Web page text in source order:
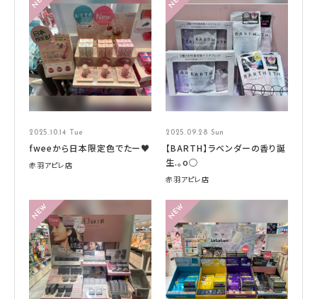
2025.10.14 Tue
fweeから日本限定色でたー♥
赤羽アピレ店
2025.09.28 Sun
【BARTH】ラベンダーの香り誕
生.。o○
赤羽アピレ店